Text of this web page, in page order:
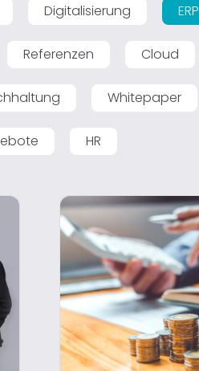
Digitalisierung ERP
Referenzen Cloud
Whitepaper
HR